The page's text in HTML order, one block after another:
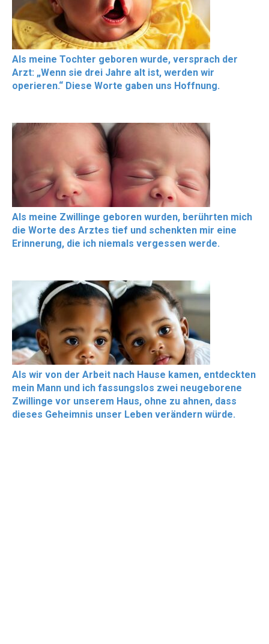
Als meine Tochter geboren wurde, versprach der
Arzt: „Wenn sie drei Jahre alt ist, werden wir
operieren.“ Diese Worte gaben uns Hoffnung.
Als meine Zwillinge geboren wurden, berührten mich
die Worte des Arztes tief und schenkten mir eine
Erinnerung, die ich niemals vergessen werde.
Als wir von der Arbeit nach Hause kamen, entdeckten
mein Mann und ich fassungslos zwei neugeborene
Zwillinge vor unserem Haus, ohne zu ahnen, dass
dieses Geheimnis unser Leben verändern würde.